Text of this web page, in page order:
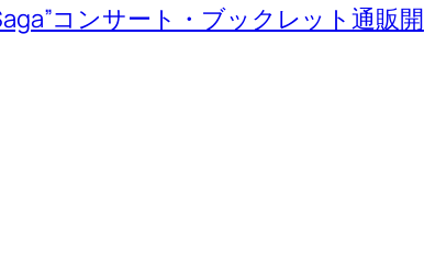
コンサート・ブックレット通販開